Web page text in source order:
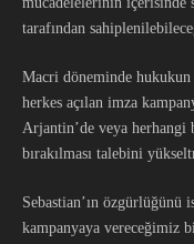
tarafından
Macri döneminde
herkes açılan imza
Arjantin’de veya herhangi
bırakılması talebini
Sebastian’ın özgürlüğünü
kampanyaya vereceğimiz